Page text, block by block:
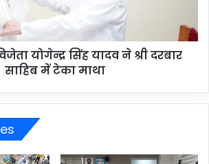
योगेन्द्र सिंह यादव ने श्री दरबार
साहिब में टेका माथा